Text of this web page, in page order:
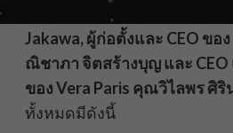
เจริญสิน, ผู้ก่อตั้ง Jakawa
Jakawa, ผู้ก่อตั้งและ CEO ข
ณิชาภา จิตสร้างบุญ และ
ของ Vera Paris คุณวิไลพร ศิ
ทั้งหมดมีดังนี้